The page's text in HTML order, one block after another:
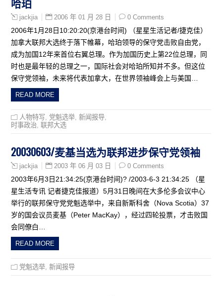
jackjia 2006 年 01 月 28 日 0 Comments
2006年1月28日10:20:20(京港台时间) （星星生活记者/捷克佳）
加拿大联邦大选终于落下帷幕，哈珀领导的保守党击败自由党，
成为加国12年来首位右翼总理。作为加国历史上第22位总理，同
时也是最年轻的总理之一，国际社会对哈珀所知并不多。但这位
保守党领袖，未来将代表加拿大，在世界领袖峰会上与美国…
READ MORE
人物特写 党魁选举 ,新闻报导
时事政治
联邦大选
20030603/麦基当选为联邦进步保守党领袖
jackjia 2003 年 06 月 03 日 0 Comments
2003年6月3日21:34:25(京港台时间)? /2003-6-3 21:34:25 （星
星生活专讯 记者捷克佳报道）5月31日晚间在大多伦多会议中心
举行的联邦保守党党魁选举中，来自新斯科舍（Nova Scotia）37
岁的国会议员麦基（Peter MacKay），经过四轮投票，才击败国
会同僚白…
READ MORE
党魁选举 ,新闻报导